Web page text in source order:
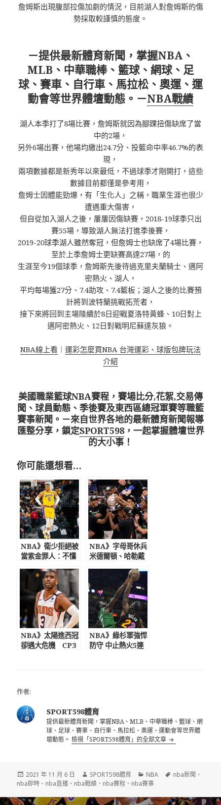
詹姆斯出現腹部拉傷加劇的情況，目前湖人對詹姆斯的傷
勢採取較謹慎的態度。
－提供最新體育新聞，掌握NBA、
MLB、中華職棒、籃球、網球、足
球、賽車、自行車、馬拉松、奧運、運
動會等世界體壇動態。－NBA戰績
湖人本季打了8場比賽，詹姆斯就因為腳踝扭傷缺席了當
中的2場，
另外6場出賽，他場均繳出24.7分、投籃命中率46.7%的表
現，
兩項數據都是新秀年以來最低，不過球季才剛開打，這些
數據目前都僅是參考用，
詹姆士因體能勁爆，有「生化人」之稱，職業生涯也很少
遭遇重大傷害，
但自從加入湖人之後，屢屢因傷缺賽，2018-19球季只出
賽55場，導致湖人無法打進季後賽，
2019-20球季湖人雖然奪冠，但詹姆士也缺席了4場比賽，
至於上季詹姆士更缺賽高達27場，的
生涯至今19個球季，詹姆斯先後待過克里夫蘭騎士、邁阿
密熱火、湖人，
平均每場獲27分、7.4助攻、7.4籃板；湖人之後的比賽預
計將到波特蘭挑戰拓荒者，
接下來將回到主場陸續於8日迎戰夏洛特黃蜂、10日對上
邁阿密熱火、12日對戰明尼蘇達灰狼。
NBA線上看 ︱ 運彩怎麼買NBA 台灣運彩、球版包牌玩法
介紹
美國職業籃球NBA賽程，賽場比分,花絮,交易傳
聞、球員動態、季後賽及東西區總冠軍賽等職籃
賽事新聞。－來自世界各地的最新體育新聞報導
匯整分享，鎖定SPORT598，一起掌握體壇世界
的大小事！
你可能還想看…
NBA》衛少拒絕被
當紫金罪人：不懂
NBA》字母哥休兵
米德爾頓、哈勒戴
進鳳凰城拼總冠軍
賽
NBA》太陽進西冠
卻遇大危機 CP3
NBA》綠杉軍強悍
防守 中止熱火5連
作者:
SPORT598體育
提供最新體育新聞，掌握NBA、MLB、中華職棒、籃球、網
球、足球、賽車、自行車、馬拉松、奧運、運動會等世界體
壇動態。檢視「SPORT598體育」的全部文章
發
佈
期:
2021 年 11 月 6 日
作
者
SPORT598體育
分
類
NBA
標
nba新聞 、
nba即時 、 nba直播 、 nba戰績 、 nba賽程 、 nba賽事
文